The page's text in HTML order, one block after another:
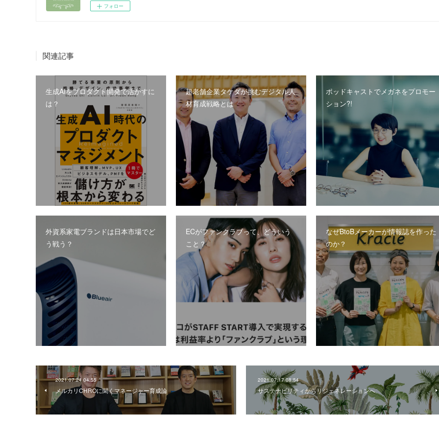
フォロー
関連記事
生成AIをプロダクト開発で活かすに
は？
超老舗企業タケダが挑むデジタル人
材育成戦略とは
ポッドキャストでメガネをプロモー
ション?!
外資系家電ブランドは日本市場でど
う戦う？
ECがファンクラブって、どういう
こと？
なぜBtoBメーカーが情報誌を作った
のか？
2021.07.24 04:55
メルカリCHROに聞くマネージャー育成論
2021.07.17 08:54
サステナビリティからリジェネレーションへ